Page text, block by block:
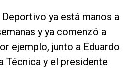
ya está manos a
y ya comenzó a
ejemplo, junto a Eduardo
Técnica y el presidente